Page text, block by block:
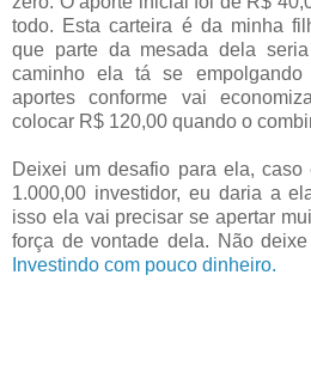
todo. Esta carteira é da minha
que parte da mesada dela
caminho ela tá se
aportes conforme vai
colocar R$ 120,00 quando o
Deixei um desafio para ela,
1.000,00 investidor, eu daria a
isso ela vai precisar se apertar
força de vontade dela. Não
Investindo com pouco dinheiro.